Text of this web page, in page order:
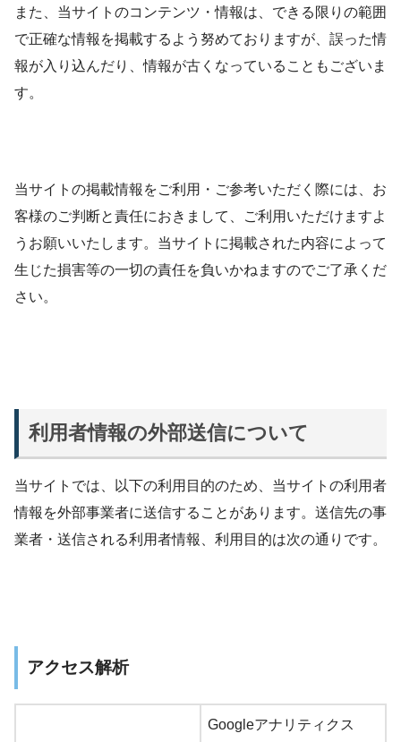
また、当サイトのコンテンツ・情報は、できる限りの範囲
で正確な情報を掲載するよう努めておりますが、誤った情
報が入り込んだり、情報が古くなっていることもございま
す。
当サイトの掲載情報をご利用・ご参考いただく際には、お
客様のご判断と責任におきまして、ご利用いただけますよ
うお願いいたします。当サイトに掲載された内容によって
生じた損害等の一切の責任を負いかねますのでご了承くだ
さい。
利用者情報の外部送信について
当サイトでは、以下の利用目的のため、当サイトの利用者
情報を外部事業者に送信することがあります。送信先の事
業者・送信される利用者情報、利用目的は次の通りです。
アクセス解析
Googleアナリティクス